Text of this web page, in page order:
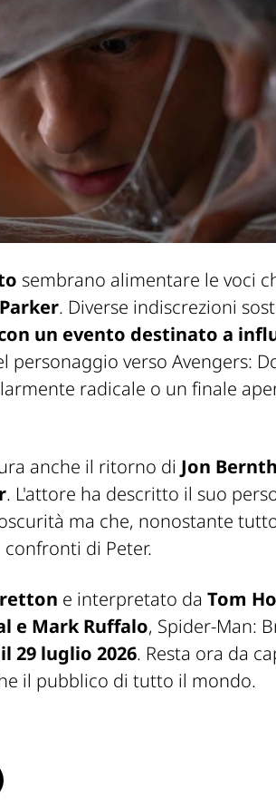
sembrano alimentare le voci
. Diverse indiscrezioni
un evento destinato a
personaggio verso Avengers:
radicale o un finale
anche il ritorno di Jon
. L'attore ha descritto il suo
ma che, nonostante
di Peter.
e interpretato da Tom
e Mark Ruffalo, Spider-Man:
29 luglio 2026. Resta ora da
il pubblico di tutto il mondo.